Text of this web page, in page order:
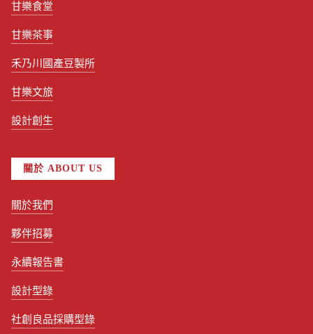
甘樂食堂
甘樂茶事
禾乃川國產豆製所
甘樂文旅
設計創生
關於 ABOUT US
關於我們
夥伴招募
永續報告書
設計型錄
社創良品採購型錄